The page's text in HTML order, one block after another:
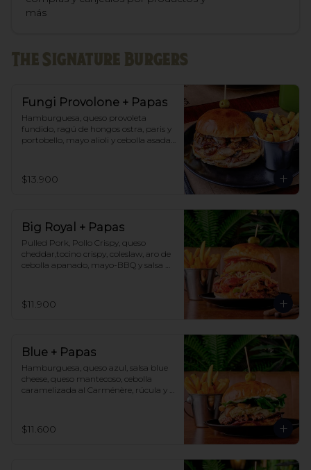
más
The Signature Burgers
Fungi Provolone + Papas
Hamburguesa, queso provoleta
fundido, ragú de hongos ostra, paris y
portobello, mayo alioli y cebolla asada.
$13.900
Big Royal + Papas
Pulled Pork, Pollo Crispy, queso
cheddar,tocino crispy, coleslaw, aro de
cebolla apanado, mayo-BBQ y salsa
$11.900
Blue + Papas
Hamburguesa, queso azul, salsa blue
cheese, queso mantecoso, cebolla
caramelizada al Carménère, rúcula y
´Gang
$11.600